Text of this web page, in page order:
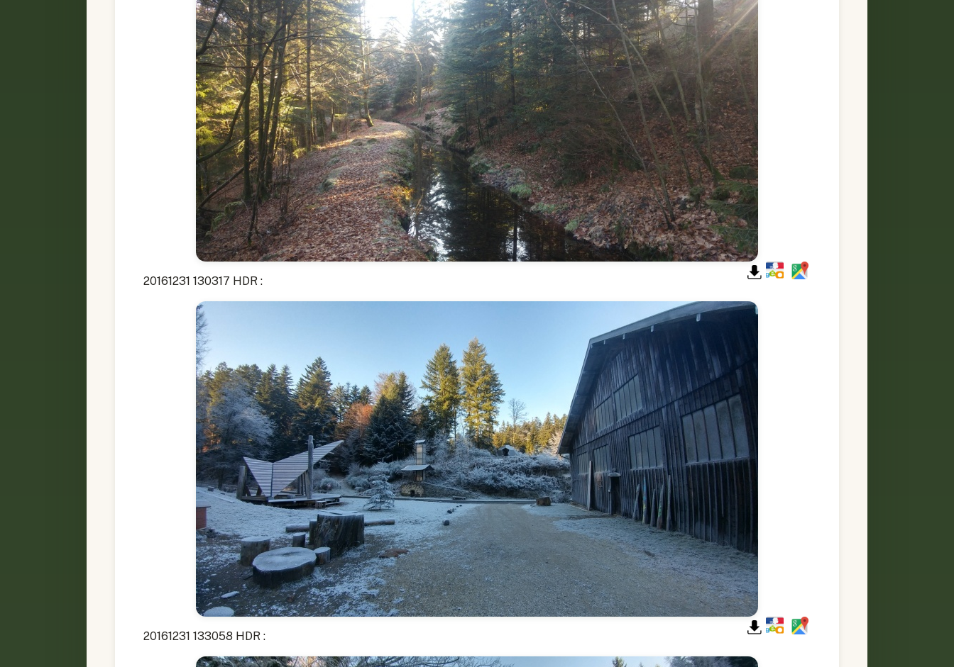
20161231 130317 HDR :
20161231 133058 HDR :